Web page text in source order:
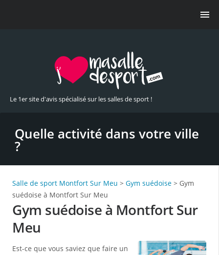
Le 1er site d'avis spécialisé sur les salles de sport !
Quelle activité dans votre ville
?
Salle de sport Montfort Sur Meu > Gym suédoise > Gym
suédoise à Montfort Sur Meu
Gym suédoise à Montfort Sur
Meu
Est-ce que vous saviez que faire un